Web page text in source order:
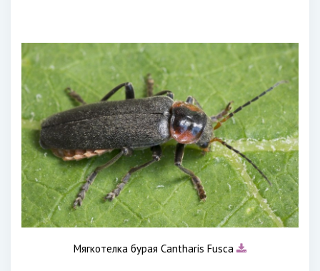
Мягкотелка бурая Cantharis Fusca